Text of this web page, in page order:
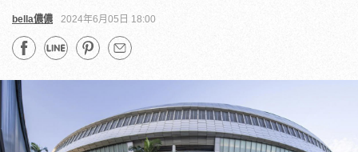
bella儂儂 2024年6月05日 18:00